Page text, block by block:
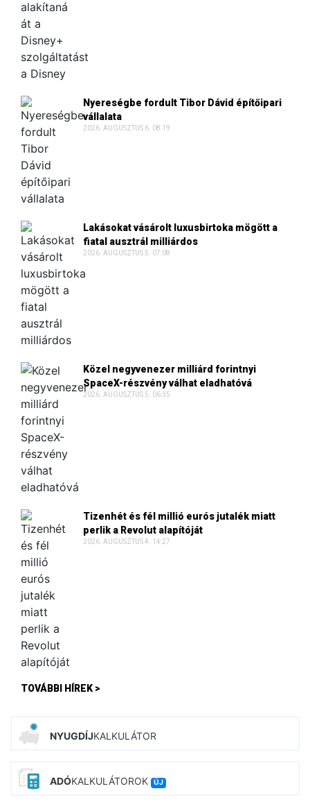
Nyereségbe fordult Tibor Dávid építőipari
vállalata
2026. AUGUSZTUS 6. 08:19
Lakásokat vásárolt luxusbirtoka mögött a
fiatal ausztrál milliárdos
2026. AUGUSZTUS 5. 07:08
Közel negyvenezer milliárd forintnyi
SpaceX-részvény válhat eladhatóvá
2026. AUGUSZTUS 5. 06:35
Tizenhét és fél millió eurós jutalék miatt
perlik a Revolut alapítóját
2026. AUGUSZTUS 4. 14:27
TOVÁBBI HÍREK >
NYUGDÍJKALKULÁTOR
ADÓKALKULÁTOROK ÚJ